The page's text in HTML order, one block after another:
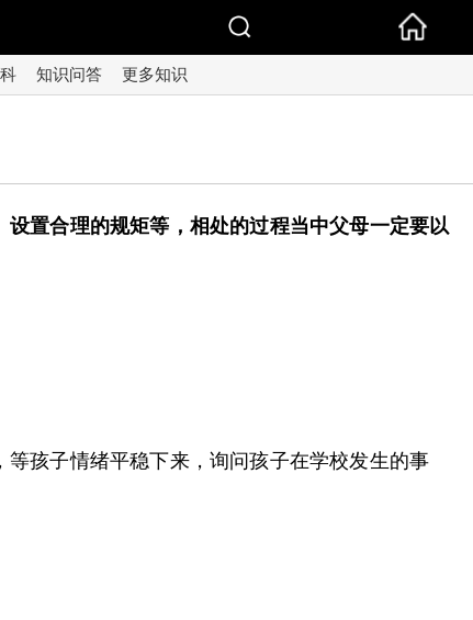
知识问答 更多知识
置合理的规矩等，相处的过程当中父母一定要以
孩子情绪平稳下来，询问孩子在学校发生的事